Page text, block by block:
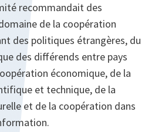
recommandait des
de la coopération
des politiques étrangères, du
des différends entre pays
économique, de la
et technique, de la
et de la coopération dans